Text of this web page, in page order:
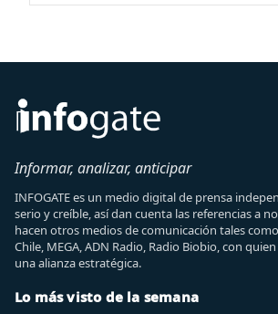
Informar, analizar, anticipar
INFOGATE es un medio digital de prensa
serio y creíble, así dan cuenta las referencias a
hacen otros medios de comunicación tales
Chile, MEGA, ADN Radio, Radio Biobio, con
una alianza estratégica.
Lo más visto de la semana